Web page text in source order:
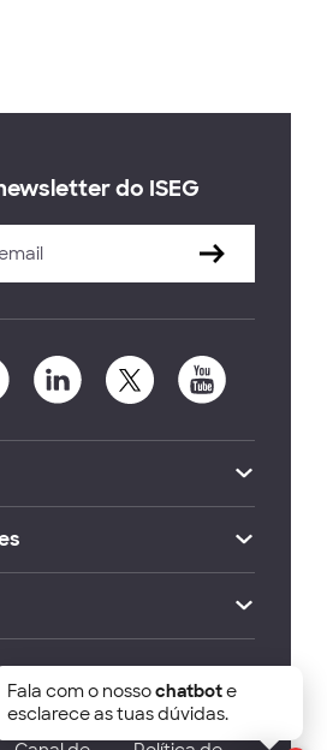
do ISEG
Lisbon School of Economics
2026
Fala com o nossochatbote
esclarece as tuas dúvidas.